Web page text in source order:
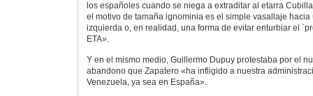
los españoles cuando se niega a extraditar al etarra
el motivo de tamaña ignominia es el simple vasallaje
izquierda o, en realidad, una forma de evitar enturbiar el
ETA».
Y en el mismo medio, Guillermo Dupuy protestaba por el
abandono que Zapatero «ha infligido a nuestra
Venezuela, ya sea en España».